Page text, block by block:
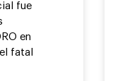
fue
en
fatal